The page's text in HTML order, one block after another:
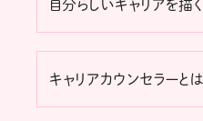
自分らしいキャリアを描く
キャリアカウンセラーとは